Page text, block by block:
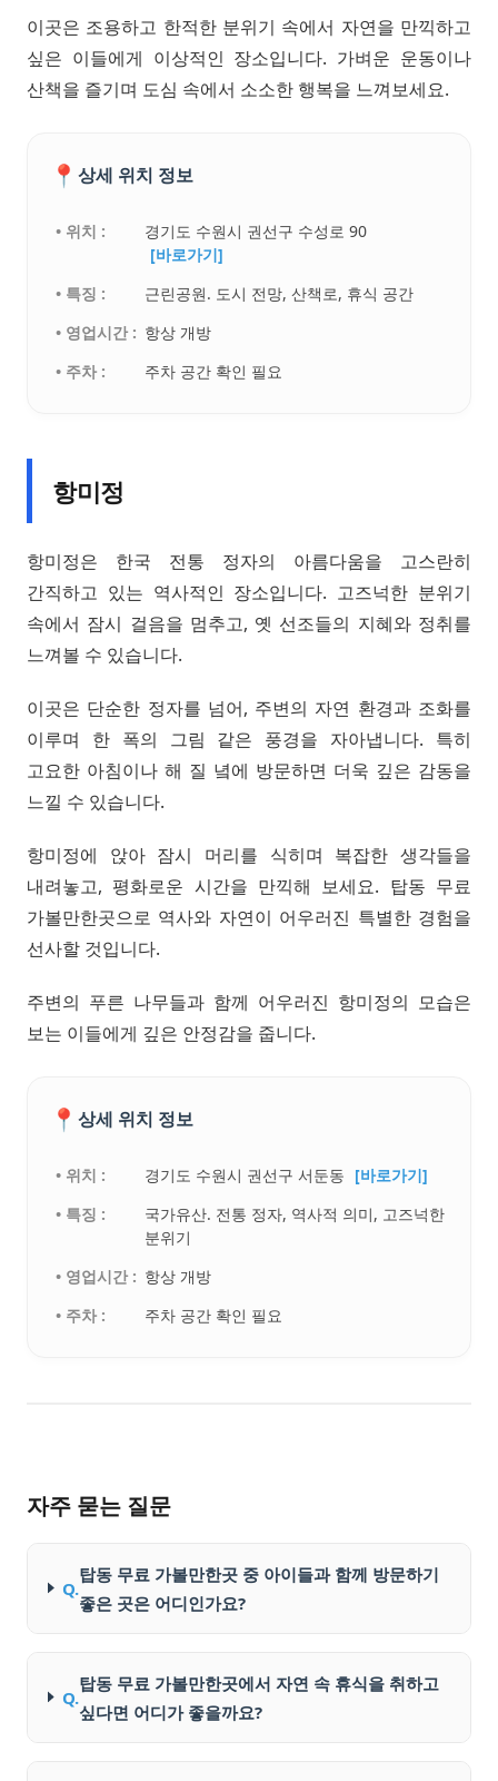
이곳은 조용하고 한적한 분위기 속에서 자연을 만끽하고
싶은 이들에게 이상적인 장소입니다. 가벼운 운동이나
산책을 즐기며 도심 속에서 소소한 행복을 느껴보세요.
📍 상세 위치 정보
• 위치 :
경기도 수원시 권선구 수성로 90
[바로가기]
• 특징 :
근린공원. 도시 전망, 산책로, 휴식 공간
• 영업시간 : 항상 개방
• 주차 :
주차 공간 확인 필요
항미정
항미정은 한국 전통 정자의 아름다움을 고스란히
간직하고 있는 역사적인 장소입니다. 고즈넉한 분위기
속에서 잠시 걸음을 멈추고, 옛 선조들의 지혜와 정취를
느껴볼 수 있습니다.
이곳은 단순한 정자를 넘어, 주변의 자연 환경과 조화를
이루며 한 폭의 그림 같은 풍경을 자아냅니다. 특히
고요한 아침이나 해 질 녘에 방문하면 더욱 깊은 감동을
느낄 수 있습니다.
항미정에 앉아 잠시 머리를 식히며 복잡한 생각들을
내려놓고, 평화로운 시간을 만끽해 보세요. 탑동 무료
가볼만한곳으로 역사와 자연이 어우러진 특별한 경험을
선사할 것입니다.
주변의 푸른 나무들과 함께 어우러진 항미정의 모습은
보는 이들에게 깊은 안정감을 줍니다.
📍 상세 위치 정보
• 위치 : 경기도 수원시 권선구 서둔동 [바로가기]
• 특징 :
국가유산. 전통 정자, 역사적 의미, 고즈넉한
분위기
• 영업시간 : 항상 개방
• 주차 :
주차 공간 확인 필요
자주 묻는 질문
Q.
탑동 무료 가볼만한곳 중 아이들과 함께 방문하기
좋은 곳은 어디인가요?
Q.
탑동 무료 가볼만한곳에서 자연 속 휴식을 취하고
싶다면 어디가 좋을까요?